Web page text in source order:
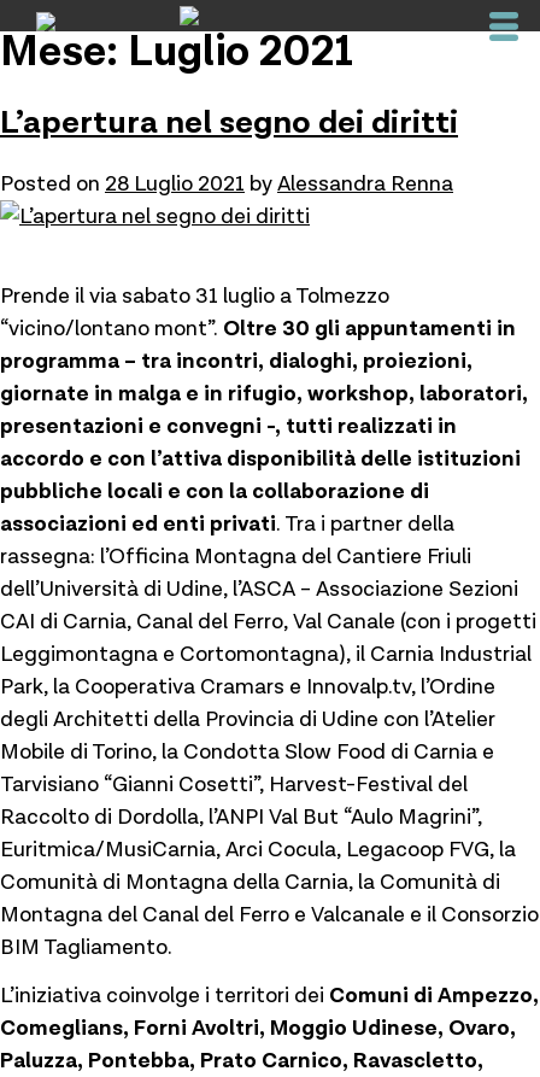
Skip
to
Mese: Luglio 2021
L’apertura nel segno dei diritti
Posted on 28 Luglio 2021 byAlessandra Renna
Prende il via sabato 31 luglio a Tolmezzo
“vicino/lontano mont”. Oltre 30 gli appuntamenti in
programma – tra incontri, dialoghi, proiezioni,
giornate in malga e in rifugio, workshop, laboratori,
presentazioni e convegni -, tutti realizzati in
accordo e con l’attiva disponibilità delle istituzioni
pubbliche locali e con la collaborazione di
associazioni ed enti privati. Tra i partner della
rassegna: l’Officina Montagna del Cantiere Friuli
dell’Università di Udine, l’ASCA – Associazione Sezioni
CAI di Carnia, Canal del Ferro, Val Canale (con i progetti
Leggimontagna e Cortomontagna), il Carnia Industrial
Park, la Cooperativa Cramars e Innovalp.tv, l’Ordine
degli Architetti della Provincia di Udine con l’Atelier
Mobile di Torino, la Condotta Slow Food di Carnia e
Tarvisiano “Gianni Cosetti”, Harvest-Festival del
Raccolto di Dordolla, l’ANPI Val But “Aulo Magrini”,
Euritmica/MusiCarnia, Arci Cocula, Legacoop FVG, la
Comunità di Montagna della Carnia, la Comunità di
Montagna del Canal del Ferro e Valcanale e il Consorzio
BIM Tagliamento.
L’iniziativa coinvolge i territori dei Comuni di Ampezzo,
Comeglians, Forni Avoltri, Moggio Udinese, Ovaro,
Paluzza, Pontebba, Prato Carnico, Ravascletto,